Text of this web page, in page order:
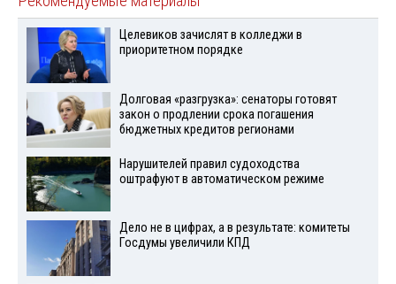
Целевиков зачислят в колледжи в
приоритетном порядке
Долговая «разгрузка»: сенаторы готовят
закон о продлении срока погашения
бюджетных кредитов регионами
Нарушителей правил судоходства
оштрафуют в автоматическом режиме
Дело не в цифрах, а в результате: комитеты
Госдумы увеличили КПД